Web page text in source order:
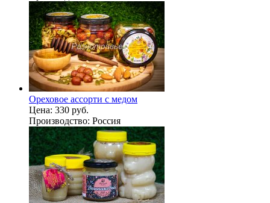
Ореховое ассорти с медом
Цена: 330 руб.
Производство: Россия